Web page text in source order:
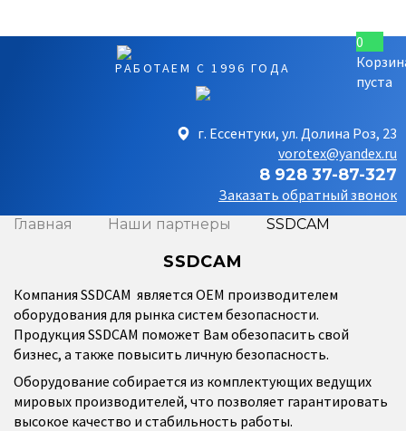
РАБОТАЕМ С 1996 ГОДА
г. Ессентуки, ул. Долина Роз, 23
vorotex@yandex.ru
8 928 37-87-327
Заказать обратный звонок
0
пуста
Главная Наши партнеры SSDCAM
SSDCAM
Компания SSDCAM является OEM производителем
оборудования для рынка систем безопасности.
Продукция SSDCAM поможет Вам обезопасить свой
бизнес, а также повысить личную безопасность.
Оборудование собирается из комплектующих ведущих
мировых производителей, что позволяет гарантировать
высокое качество и стабильность работы.